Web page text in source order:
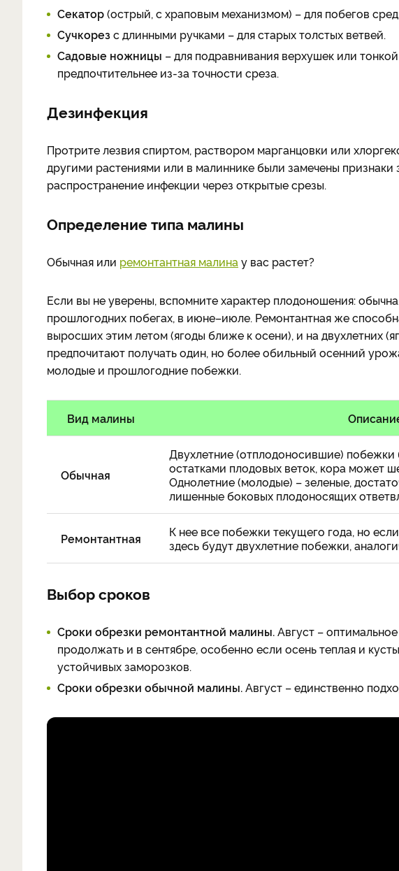
Секатор(острый, с храповым механизмом) – для побегов
Сучкорезс длинными ручками – для старых толстых ветвей.
Садовые ножницы – для подравнивания верхушек или
предпочтительнее из-за точности среза.
Дезинфекция
Протрите лезвия спиртом, раствором марганцовки или
другими растениями или в малиннике были замечены признаки
распространение инфекции через открытые срезы.
Определение типа малины
Обычная или ремонтантная малина у вас растет?
Если вы не уверены, вспомните характер плодоношения:
прошлогодних побегах, в июне–июле. Ремонтантная же
выросших этим летом (ягоды ближе к осени), и на двухлетних
предпочитают получать один, но более обильный осенний
молодые и прошлогодние побежки.
Вид малины
Обычная
Двухлетние (отплодоносившие) побежки
остатками плодовых веток, кора может
Однолетние (молодые) – зеленые,
лишенные боковых плодоносящих
Ремонтантная
К нее все побежки текущего года, но
здесь будут двухлетние побежки,
Выбор сроков
Сроки обрезки ремонтантной малины.Август –
продолжать и в сентябре, особенно если осень теплая и
устойчивых заморозков.
Сроки обрезки обычной малины.Август – единственно